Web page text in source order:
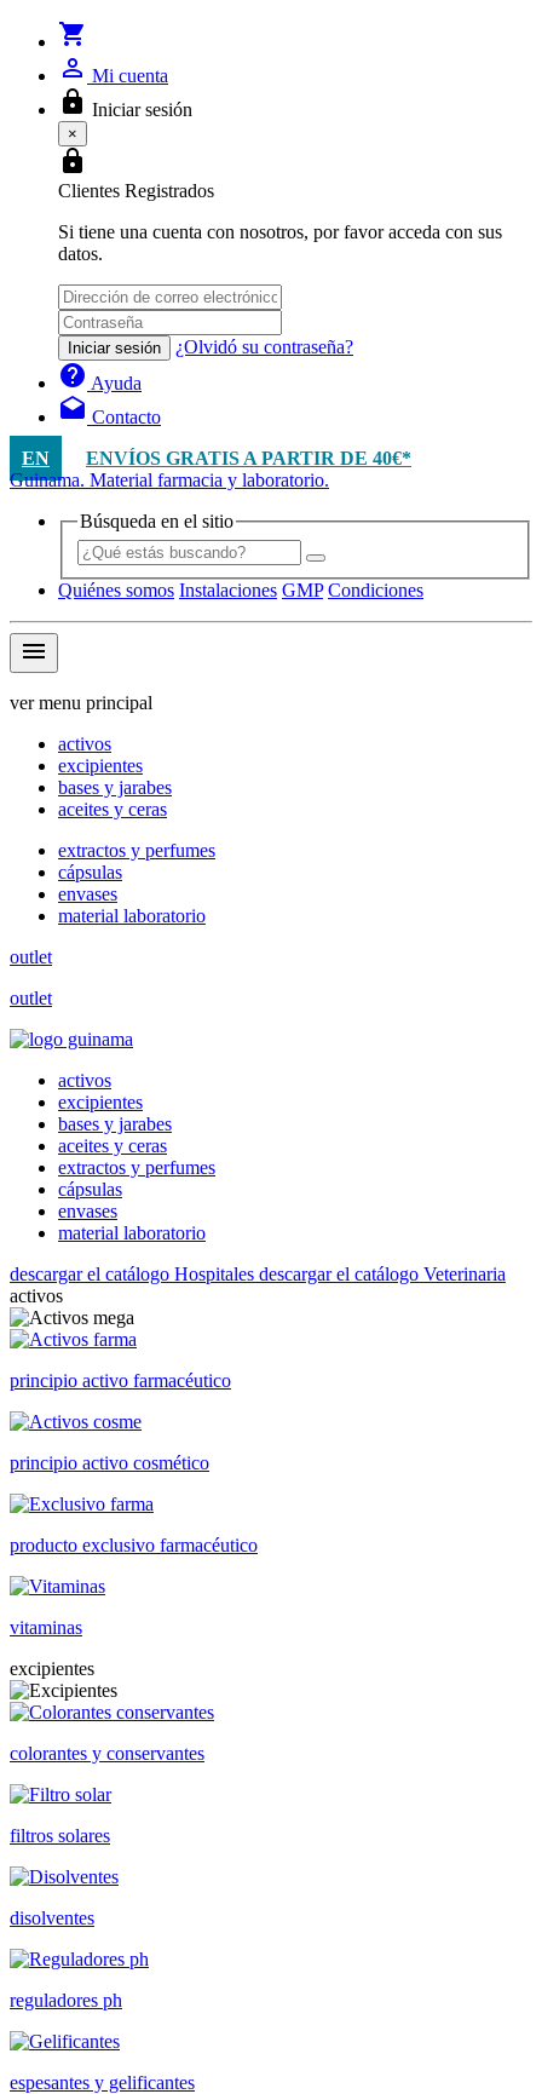
shopping_cart
person_outline Mi cuenta
lock Iniciar sesión
×
lock
Clientes Registrados
Si tiene una cuenta con nosotros, por favor acceda con sus
datos.
Iniciar sesión ¿Olvidó su contraseña?
help Ayuda
drafts Contacto
EN
ENVÍOS GRATIS A PARTIR DE 40€*
Guinama. Material farmacia y laboratorio.
Búsqueda en el sitio
Quiénes somos Instalaciones GMP Condiciones
menu
ver menu principal
activos
excipientes
bases y jarabes
aceites y ceras
extractos y perfumes
cápsulas
envases
material laboratorio
outlet
outlet
activos
excipientes
bases y jarabes
aceites y ceras
extractos y perfumes
cápsulas
envases
material laboratorio
descargar el catálogo Hospitales descargar el catálogo Veterinaria
activos
principio activo farmacéutico
principio activo cosmético
producto exclusivo farmacéutico
vitaminas
excipientes
colorantes y conservantes
filtros solares
disolventes
reguladores ph
espesantes y gelificantes